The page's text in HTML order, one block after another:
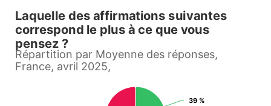
Laquelle des affirmations
Pie chart with 2 slices.
Répartition par Moyenne des réponses, France, avril
View as data table, Laquelle des affirmations suivantes correspond le
Laquelle des affirmations suivantes
correspond le plus à ce que vous
pensez ?
Répartition par Moyenne des réponses,
France, avril 2025,
39 %